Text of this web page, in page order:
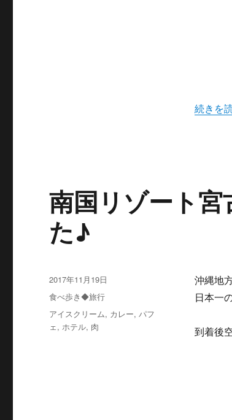
“ほぼ栗
続きを
南国リゾート
た♪
沖縄地
日本一
到着後
投
稿
日:
2017年11月19日
カ
テ
食べ歩き◆旅行
タ
グ
アイスクリーム, カレー, パフ
ェ, ホテル, 肉